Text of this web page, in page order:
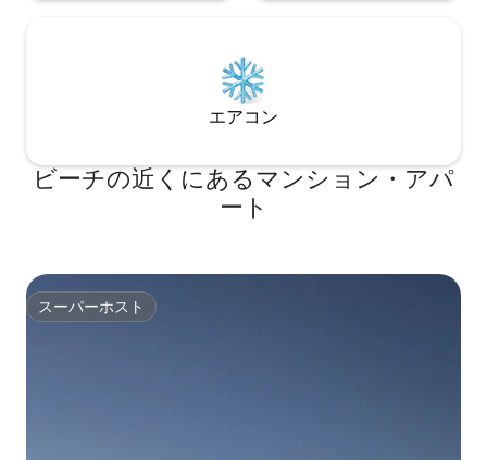
エアコン
ビーチの近くにあるマンション・アパ
ート
スーパーホスト
スーパーホスト